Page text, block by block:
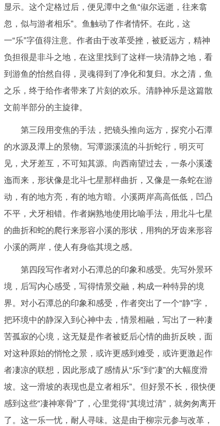
显示。这个定格过后，便见潭中之鱼“俶尔远逝，往来翕
忽，似与游者相乐”。鱼触动了作者情怀。在此，这
一“乐”字值得注意。作者由于改革受挫，被贬远方，精神
负担很是非斗之地，在这里找到了这样一块清静之地，看
到游鱼的怡然自得，灵魂得到了净化和复归。水之清，鱼
之乐，终于给作者带来了片刻的欢乐。清静神乐是这篇散
文前半部分的主旋律。
第三段用变焦的手法，把镜头推向远方，探究小石潭
的水源及潭上的景物。写潭源溪流的斗折蛇行，明灭可
见，犬牙差互，不可知其源。向西南望过去，一条小溪逶
迤而来，形状像是北斗七星那样曲折，又像是一条蛇在游
动，有的地方亮，有的地方暗。小溪两岸高高低低，凹凸
不平，犬牙相错。作者娴熟地使用比喻手法，用北斗七星
的曲折和蛇的爬行来形容小溪的形状，用狗的牙齿来形容
小溪的两岸，使人有身临其境之感。
第四段写作者对小石潭总的印象和感受。先写外景环
境，后写内心感受，写得情景交融，构成一种特异的境
界。对小石潭总的印象和感受，作者突出了一个“静”字，
把环境中的静深入到心神中去，情景相融，写出了一种凄
苦孤寂的心境，这无疑是作者被贬后心情的曲折反映，面
对这种原始的悄怆之景，或许更感到难受，或许更激起作
者凄凉的联想，因此形成了感情从“乐”到“凄”的大幅度滑
坡。这一滑坡的表现也是立者相乐”。但好景不长，很快便
感到这些“凄神寒骨”了，心里觉得“其境过清”，就匆匆离开
了。这一乐一忧，耐人寻味。这是由于柳宗元参与改革，